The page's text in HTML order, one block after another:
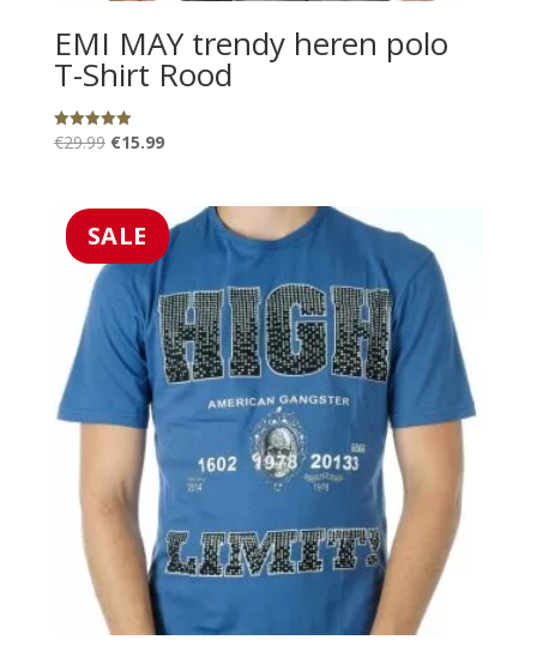
EMI MAY trendy heren polo
T-Shirt Rood
Gewaardeerd
5.00
€29.99 Oorspronkelijke
€29.99.
€15.99Huidige
€15.99.
SALE